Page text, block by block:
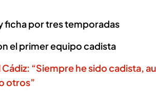
ficha por tres temporadas
el primer equipo cadista
“Siempre he sido cadista,
otros”